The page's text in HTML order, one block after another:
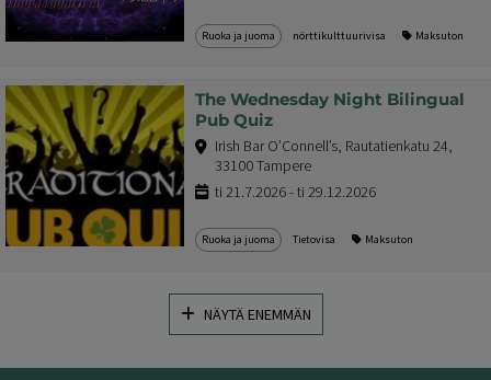
Ruoka ja juoma nörttikulttuurivisa Maksuton
The Wednesday Night Bilingual
Pub Quiz
Irish Bar O’Connell’s, Rautatienkatu 24,
33100 Tampere
ti 21.7.2026 - ti 29.12.2026
Ruoka ja juoma Tietovisa Maksuton
NÄYTÄ ENEMMÄN